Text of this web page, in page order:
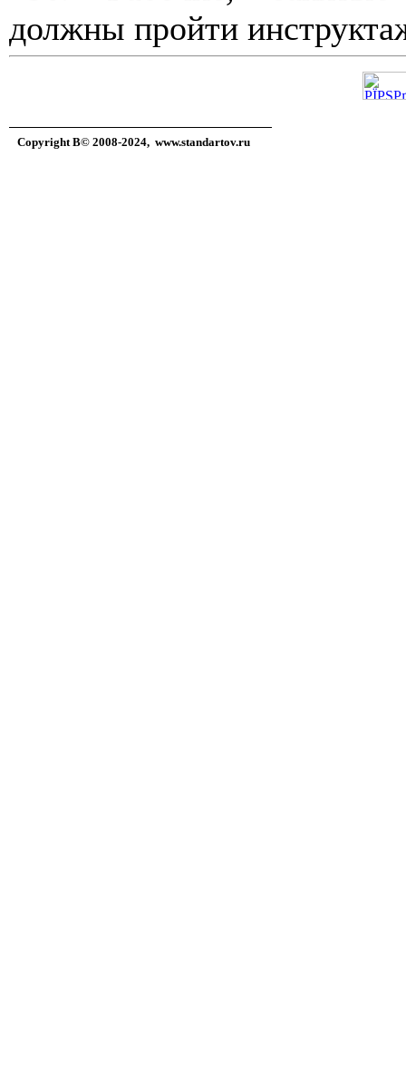
должны пройти
Copyright В© 2008-2024, www.standartov.ru